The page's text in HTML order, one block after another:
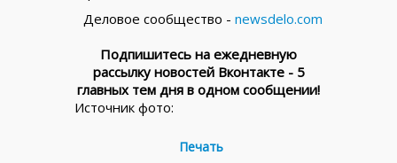
Деловое сообщество - newsdelo.com
Подпишитесь на ежедневную
рассылку новостей Вконтакте - 5
главных тем дня в одном сообщении!
Источник фото:
Печать